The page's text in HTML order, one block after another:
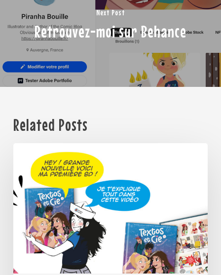
Next Post
Retrouvez-moi sur Behance
Related Posts
Texto
et
Cie
Vidéo
présentation